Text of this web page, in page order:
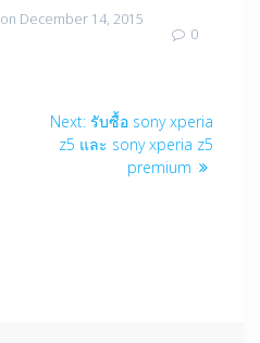
on December 14, 2015
0
Next: Next
post:
รับซื้อ sony xperia
z5 และ sony xperia z5
premium